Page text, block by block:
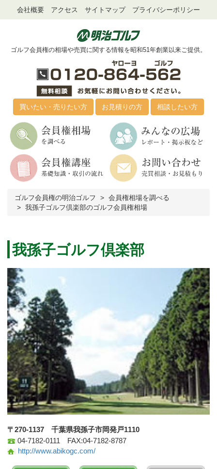
会社概要 アクセス サイトマップ プライバシーポリシー
ゴルフ会員権の相場や売買に関する情報を昭和51年創業以来ご提供。
買いたい・売りたい方 お見積りの方 相談したい方
ゴルフ会員権の明治ゴルフ
会員権相場を調べる
我孫子ゴルフ倶楽部のゴルフ会員権相場
我孫子ゴルフ倶楽部
〒270-1137 千葉県我孫子市岡発戸1110
04-7182-0111 FAX:04-7182-8787
http://www.abikogc.com/